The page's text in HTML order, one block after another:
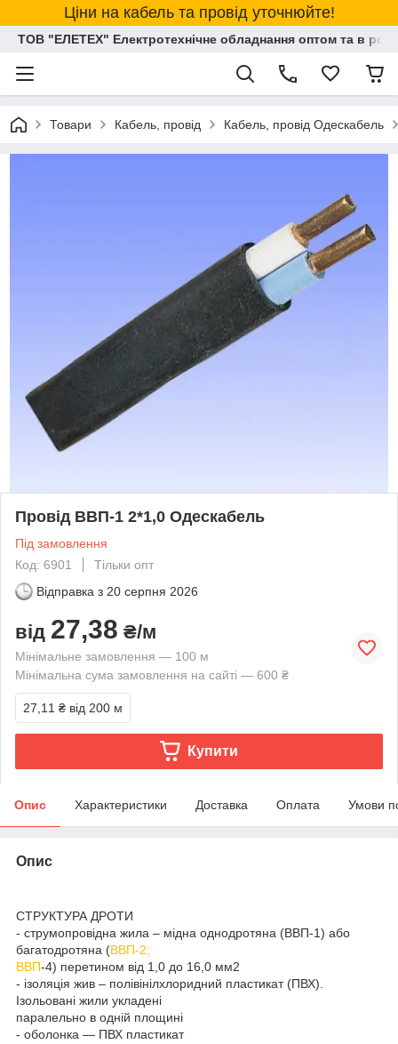
Ціни на кабель та провід уточнюйте!
ТОВ "ЕЛЕТЕХ" Електротехнічне обладнання оптом та в
Товари Кабель, провід Кабель, провід Одескабель
Провід ВВП-1 2*1,0 Одескабель
Під замовлення
Код: 6901
Тільки опт
Відправка з 20 серпня 2026
від 27,38 ₴/м
Мінімальне замовлення — 100 м
Мінімальна сума замовлення на сайті — 600 ₴
27,11 ₴ від 200 м
Купити
Опис Характеристики Доставка Оплата Умови
Опис
СТРУКТУРА ДРОТИ
- струмопровідна жила – мідна однодротяна (ВВП-1) або
багатодротяна (ВВП-2;
ВВП-4) перетином від 1,0 до 16,0 мм2
- ізоляція жив – полівінілхлоридний пластикат (ПВХ).
Ізольовані жили укладені
паралельно в одній площині
- оболонка — ПВХ пластикат